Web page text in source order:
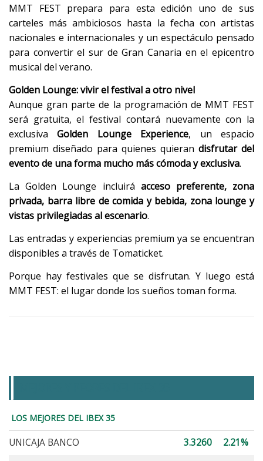
MMT FEST prepara para esta edición uno de sus
carteles más ambiciosos hasta la fecha con artistas
nacionales e internacionales y un espectáculo pensado
para convertir el sur de Gran Canaria en el epicentro
musical del verano.
Golden Lounge: vivir el festival a otro nivel
Aunque gran parte de la programación de MMT FEST
será gratuita, el festival contará nuevamente con la
exclusivaGolden Lounge Experience, un espacio
premium diseñado para quienes quieran disfrutar del
evento de una forma mucho más cómoda y exclusiva.
La Golden Lounge incluirá acceso preferente, zona
privada, barra libre de comida y bebida, zona lounge y
vistas privilegiadas al escenario.
Las entradas y experiencias premium ya se encuentran
disponibles a través de Tomaticket.
Porque hay festivales que se disfrutan. Y luego está
MMT FEST: el lugar donde los sueños toman forma.
LOS MEJORES DEL IBEX 35
UNICAJA BANCO 3.3260
2.21%